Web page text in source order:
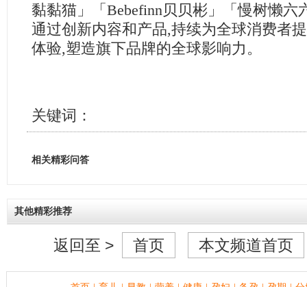
黏黏猫」「Bebefinn贝贝彬」「慢树懒六
通过创新内容和产品,持续为全球消费者
体验,塑造旗下品牌的全球影响力。
关键词：
相关精彩问答
其他精彩推荐
返回至 > 首页 本文频道首页